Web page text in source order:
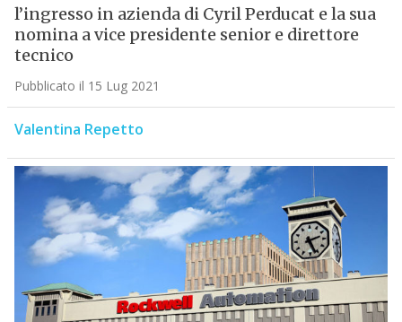
l’ingresso in azienda di Cyril Perducat e la sua
nomina a vice presidente senior e direttore
tecnico
Pubblicato il 15 Lug 2021
Valentina Repetto